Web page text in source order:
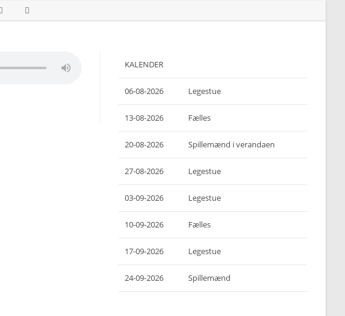
Toggle
KALENDER
06-08-2026 Legestue
13-08-2026 Fælles
20-08-2026 Spillemænd i verandaen
27-08-2026 Legestue
03-09-2026 Legestue
10-09-2026 Fælles
17-09-2026 Legestue
24-09-2026 Spillemænd